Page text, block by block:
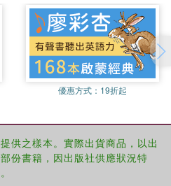
優惠方式： 19折起
供之樣本。實際出貨商品，以出
份書籍，因出版社供應狀況特